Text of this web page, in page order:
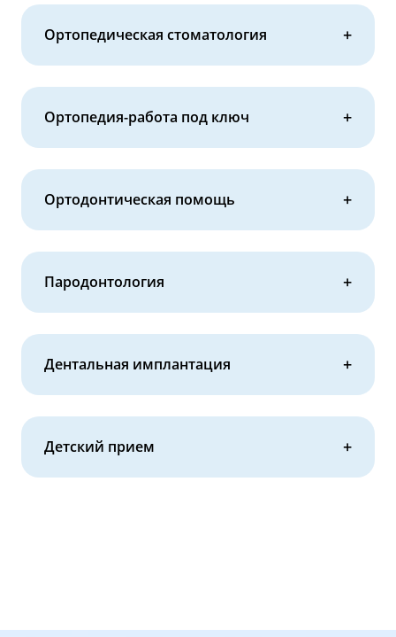
Ортопедическая стоматология
Ортопедия-работа под ключ
Ортодонтическая помощь
Пародонтология
Дентальная имплантация
Детский прием